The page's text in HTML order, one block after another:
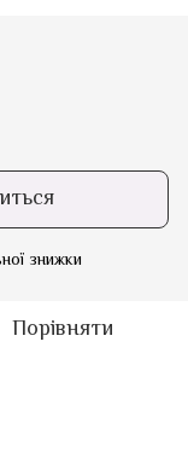
знижки
Порівняти